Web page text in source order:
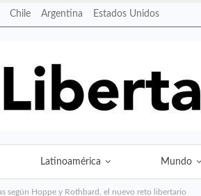
Chile Argentina Estados Unidos
Latinoamérica Mundo
según Hoppe y Rothbard, el nuevo reto libertario